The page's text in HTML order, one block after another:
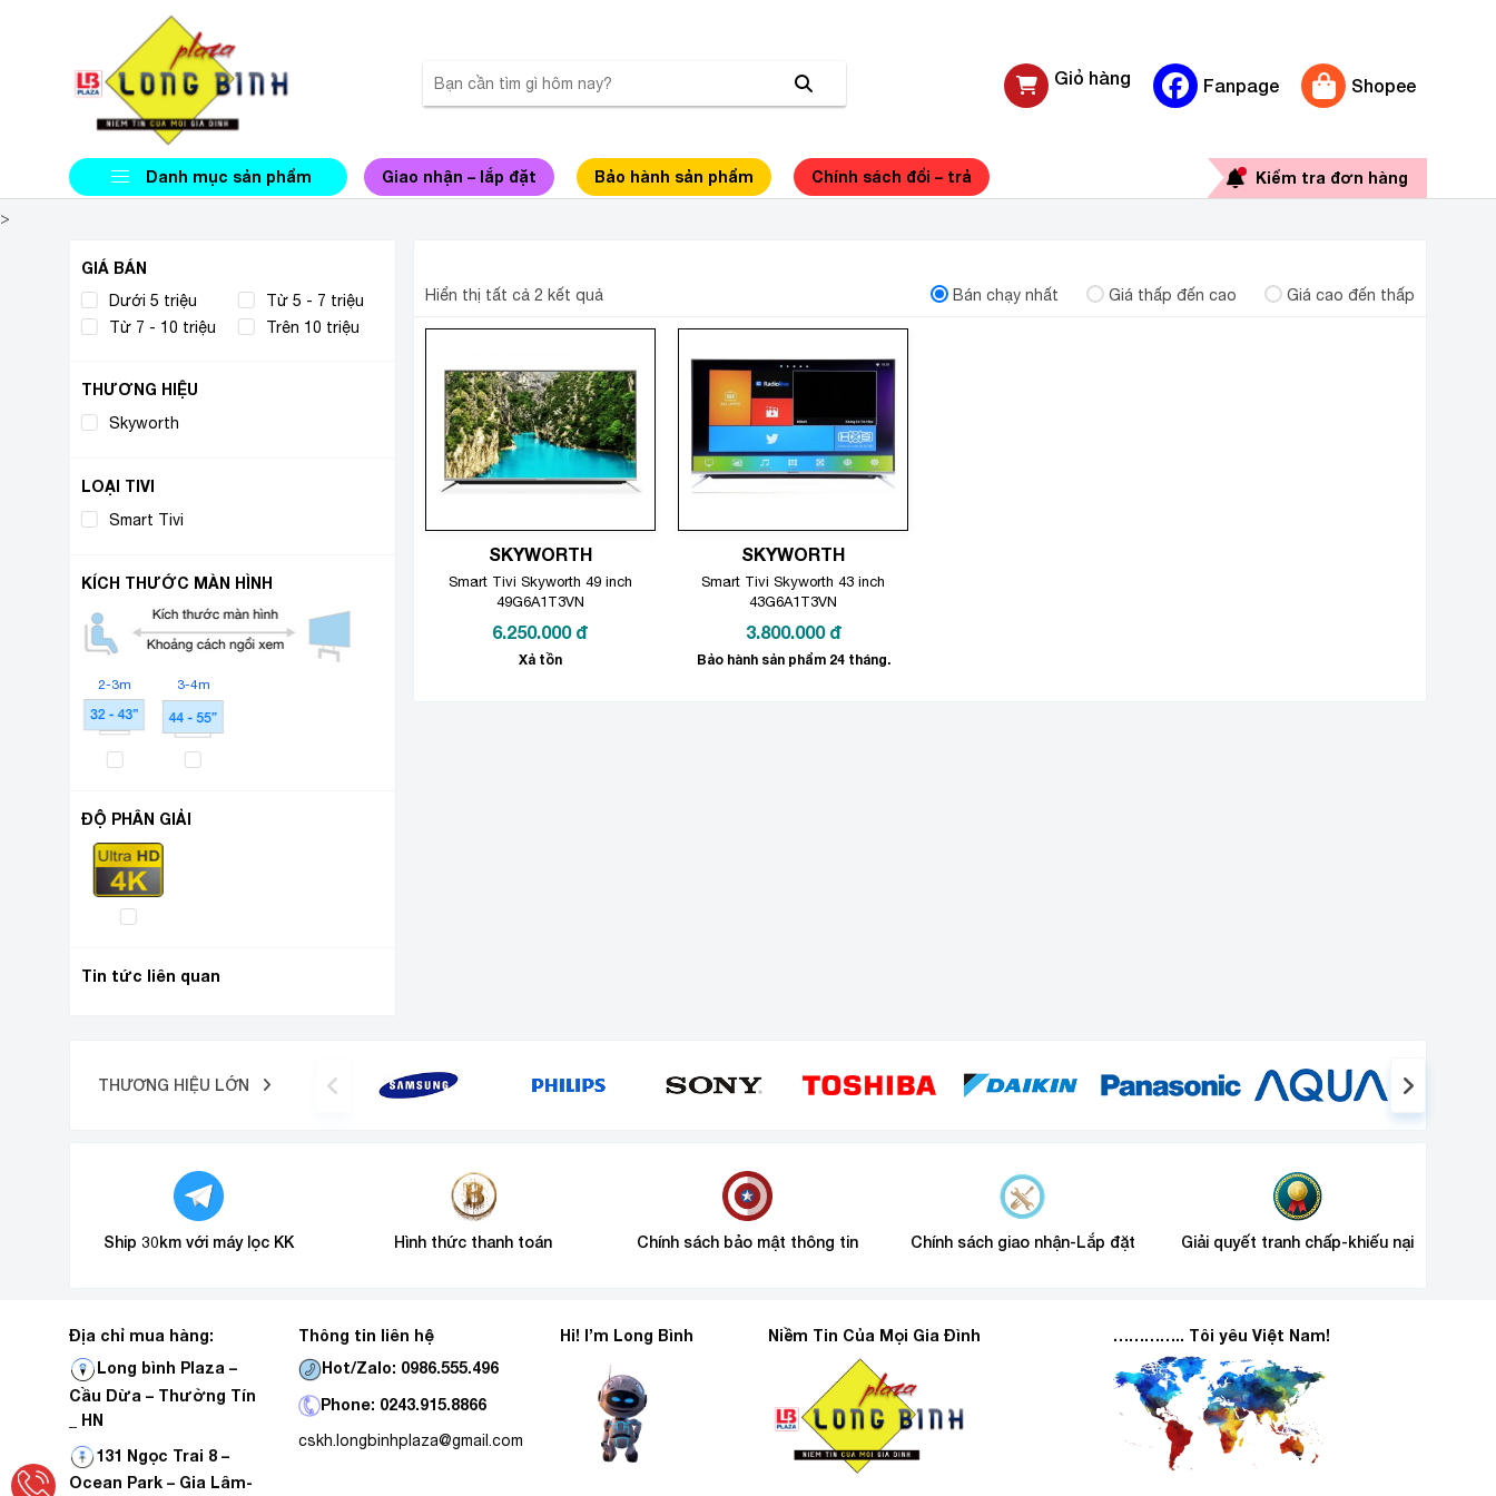
Giỏ hàng Fanpage Shopee
Danh mục sản phẩm Giao nhận – lắp đặt Bảo hành sản phẩm Chính sách đổi – trả Kiểm tra đơn hàng
>
Hiển thị tất cả 2 kết quả Bán chạy nhất Giá thấp đến cao Giá cao đến thấp
SKYWORTH
Smart Tivi Skyworth 49 inch
49G6A1T3VN
6.250.000 đ
Xả tồn
SKYWORTH
Smart Tivi Skyworth 43 inch
43G6A1T3VN
3.800.000 đ
Bảo hành sản phẩm 24 tháng.
GIÁ BÁN
Dưới 5 triệu
Từ 5 - 7 triệu
Từ 7 - 10 triệu
Trên 10 triệu
THƯƠNG HIỆU
Skyworth
LOẠI TIVI
Smart Tivi
KÍCH THƯỚC MÀN HÌNH
2-3m 3-4m
ĐỘ PHÂN GIẢI
Tin tức liên quan
THƯƠNG HIỆU LỚN
Ship 30km với máy lọc KK Hình thức thanh toán Chính sách bảo mật thông tin Chính sách giao nhận-Lắp đặt Giải quyết tranh chấp-khiếu nại
Địa chỉ mua hàng:
Long bình Plaza –
Cầu Dừa – Thường Tín
_ HN
131 Ngọc Trai 8 –
Ocean Park – Gia Lâm-
Thông tin liên hệ
Hot/Zalo: 0986.555.496
Phone: 0243.915.8866
cskh.longbinhplaza@gmail.com
Hi! I’m Long Bình Niềm Tin Của Mọi Gia Đình ………….. Tôi yêu Việt Nam!